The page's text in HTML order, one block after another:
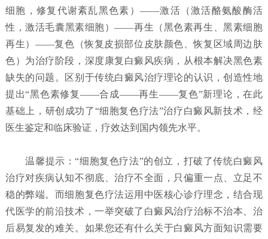
细胞，修复代谢紊乱黑色素）——激活（激活酪氨酸酶活
性，激活毛囊黑素细胞）——再生（黑色素再生、黑素细胞
再生）——复色（恢复皮损部位皮肤颜色、恢复区域周边肤
色）为治疗阶段，深度康复白癜风疾病，从根本解决黑色素
缺失的问题。区别于传统白癜风治疗理论的认识，创造性地
提出“黑色素修复——合成——再生——复色”新理论，在此
基础上，研创成功了“细胞复色疗法”治疗白癜风新技术，经
医生鉴定和临床验证，疗效达到国内领先水平。
温馨提示：“细胞复色疗法”的创立，打破了传统白癜风
治疗对疾病认知不彻底、治疗不全面，只偏重一点、立足不
稳的弊端。而细胞复色疗法运用中医核心诊疗理念，结合现
代医学的前沿技术，一举突破了白癜风治疗治标不治本、治
后易复发的难关。如果您还有什么关于白癜风方面知识需要